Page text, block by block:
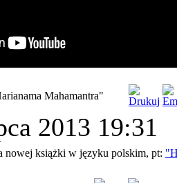
Mahamantra"
2013 19:31
nowej książki w języku polskim, pt: